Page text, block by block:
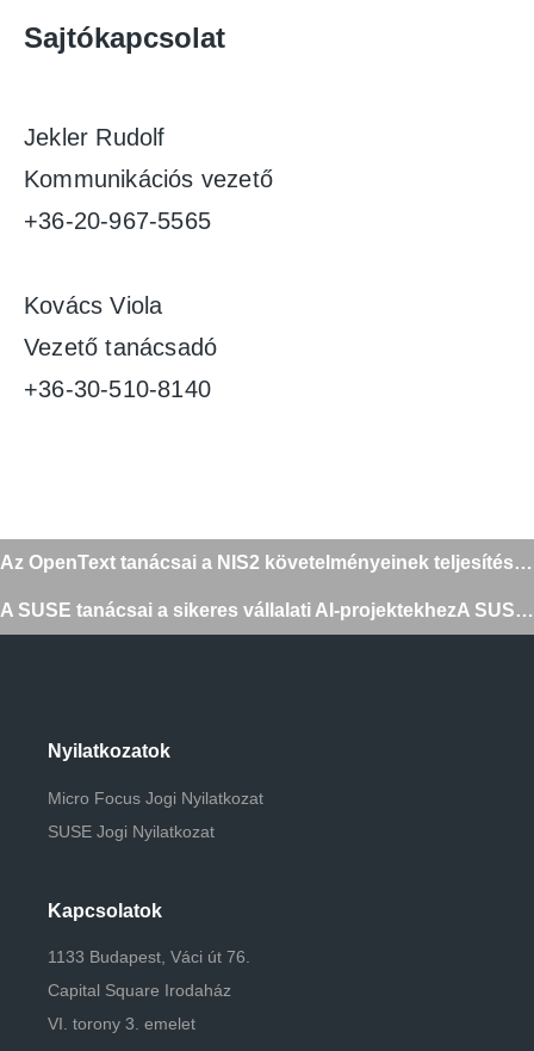
Sajtókapcsolat
Jekler Rudolf
Kommunikációs vezető
+36-20-967-5565
Kovács Viola
Vezető tanácsadó
+36-30-510-8140
Bejegyzés
navigáció
Az OpenText tanácsai a NIS2 követelményeinek teljesítéséhez
A SUSE tanácsai a sikeres vállalati AI-projektekhezA SUSE-t a vezetők közé sorolták a 2025-ös Gartner® Magic Quadrant™ for Container Management jelentésbenA SUSE tanácsai a sikeres vállalati AI-projektekhez
Nyilatkozatok
Micro Focus Jogi Nyilatkozat
SUSE Jogi Nyilatkozat
Kapcsolatok
1133 Budapest, Váci út 76.
Capital Square Irodaház
VI. torony 3. emelet